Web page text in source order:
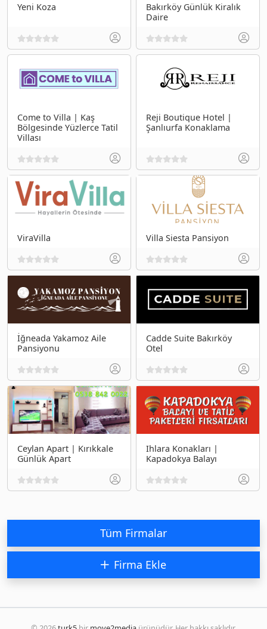
Yeni Koza
Bakırköy Günlük Kiralık
Daire
Come to Villa | Kaş
Bölgesinde Yüzlerce Tatil
Villası
Reji Boutique Hotel |
Şanlıurfa Konaklama
ViraVilla Villa Siesta Pansiyon
İğneada Yakamoz Aile
Pansiyonu
Cadde Suite Bakırköy
Otel
Ceylan Apart | Kırıkkale
Günlük Apart
Ihlara Konakları |
Kapadokya Balayı
Tüm Firmalar
Firma Ekle